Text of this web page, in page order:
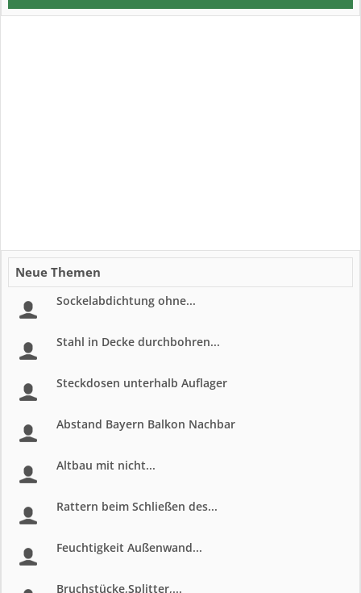
Neue Themen
Sockelabdichtung ohne...
Stahl in Decke durchbohren...
Steckdosen unterhalb Auflager
Abstand Bayern Balkon Nachbar
Altbau mit nicht...
Rattern beim Schließen des...
Feuchtigkeit Außenwand...
Bruchstücke,Splitter,...